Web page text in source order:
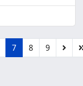
7 8 9